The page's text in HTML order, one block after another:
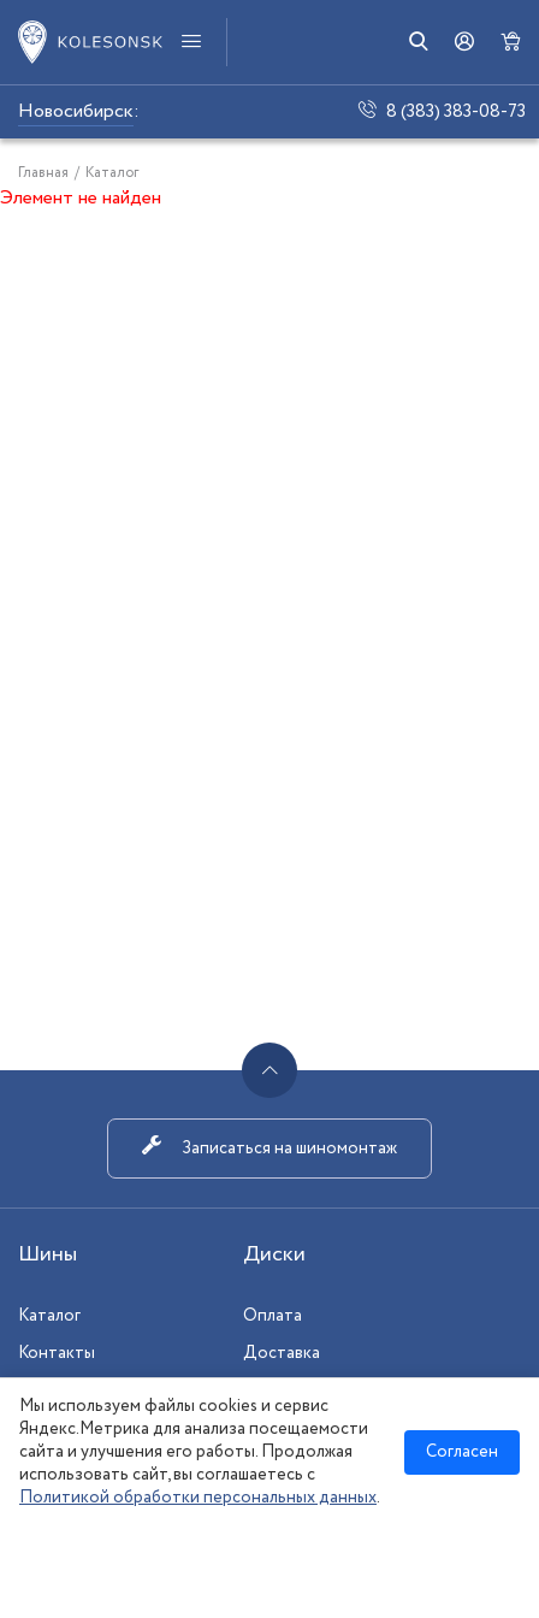
Новосибирск: 8 (383) 383-08-73
Главная / Каталог
Элемент не найден
Шины Диски
Каталог
Контакты
Оплата
Доставка
Сезонное хранение
Записаться на шиномонтаж
Новосибирск:
Мы используем файлы cookies и сервис
Яндекс.Метрика для анализа посещаемости
сайта и улучшения его работы. Продолжая
использовать сайт, вы соглашаетесь с
Политикой обработки персональных данных.
Согласен